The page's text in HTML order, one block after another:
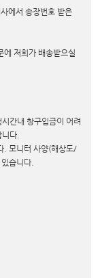
에서 송장번호 받은
에 저희가 배송받으실
간내 창구입금이 어려
다.
. 모니터 사양(해상도/
습니다.